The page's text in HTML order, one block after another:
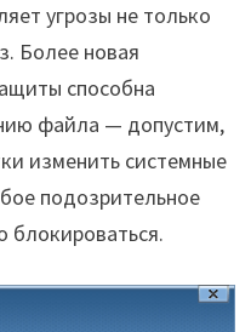
угрозы не только
Более новая
способна
файла — допустим,
изменить системные
подозрительное
блокироваться.